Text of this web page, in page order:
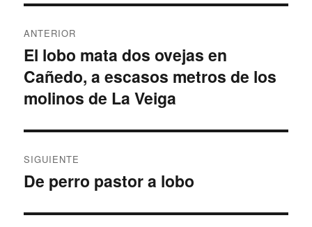
de
entradas
ANTERIOR
Entrada
anterior:
El lobo mata dos ovejas en
Cañedo, a escasos metros de los
molinos de La Veiga
SIGUIENTE
Entrada
De perro pastor a lobo